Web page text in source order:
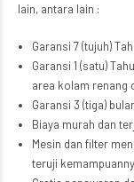
lain, antara lain :
Garansi 7 (tujuh)
Garansi 1 (satu)
area kolam renang
Garansi 3 (tiga)
Biaya murah dan
Mesin dan filter
teruji